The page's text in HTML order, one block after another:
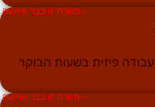
– משרה זו כבר אויישה
פיזית בשעות הבוקר
– משרה זו כבר אויישה